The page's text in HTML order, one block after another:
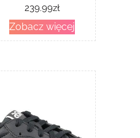
239.99zł
Zobacz więcej